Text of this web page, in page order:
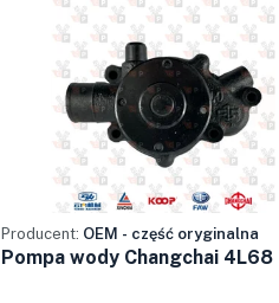
Producent: OEM - część oryginalna
Pompa wody Changchai 4L68